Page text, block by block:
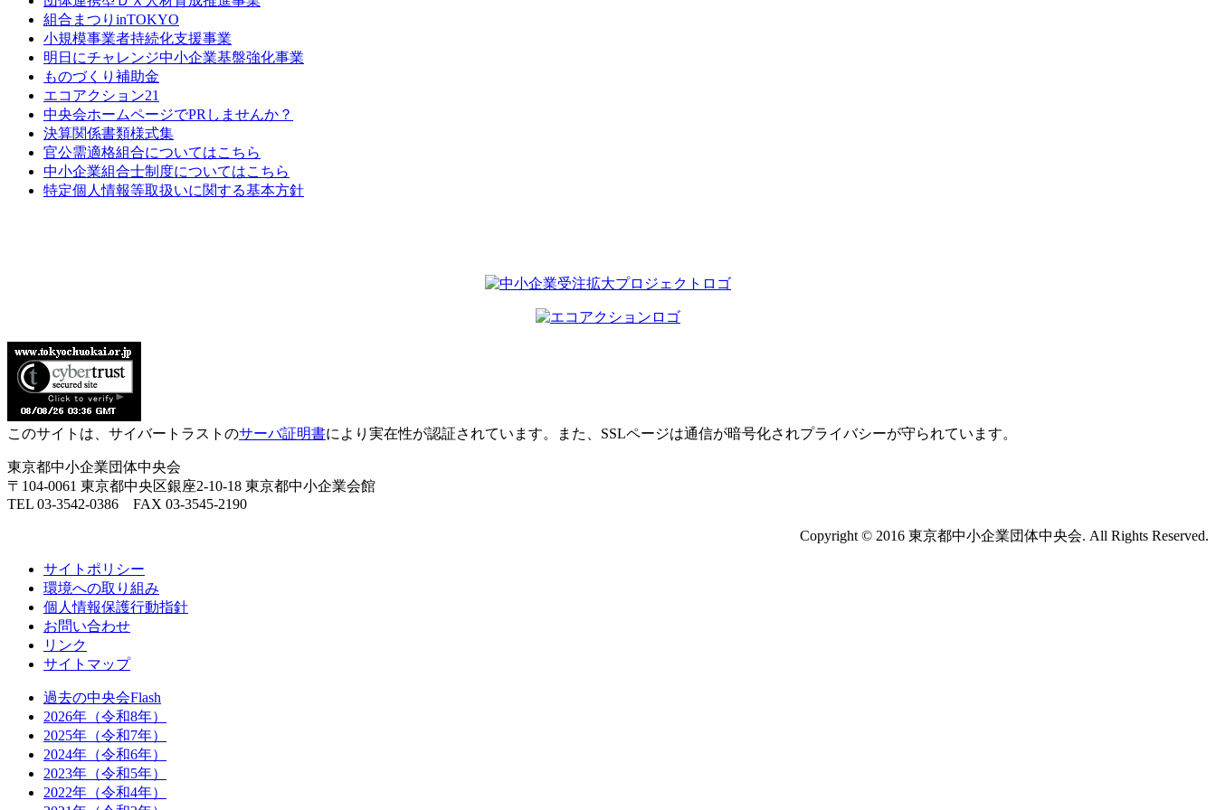
組合まつりinTOKYO
小規模事業者持続化支援事業
明日にチャレンジ中小企業基盤強化事業
ものづくり補助金
エコアクション21
中央会ホームページでPRしませんか？
決算関係書類様式集
官公需適格組合についてはこちら
中小企業組合士制度についてはこちら
特定個人情報等取扱いに関する基本方針
このサイトは、サイバートラストのサーバ証明書により実在性が認証されています。また、SSLページは通信が暗号化されプライバシーが守られています。
東京都中小企業団体中央会
〒104-0061 東京都中央区銀座2-10-18 東京都中小企業会館
TEL 03-3542-0386 FAX 03-3545-2190
Copyright © 2016 東京都中小企業団体中央会. All Rights Reserved.
サイトポリシー
環境への取り組み
個人情報保護行動指針
お問い合わせ
リンク
サイトマップ
過去の中央会Flash
2026年（令和8年）
2025年（令和7年）
2024年（令和6年）
2023年（令和5年）
2022年（令和4年）